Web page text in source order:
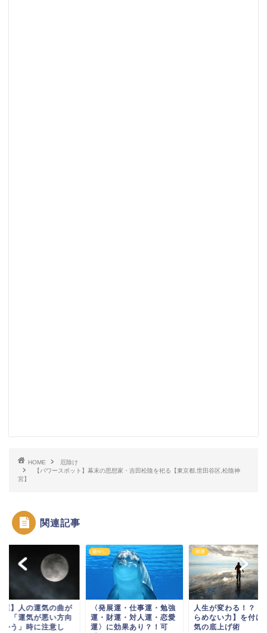
HOME
厄除け
【パワースポット】幕末の思想家・吉田松陰を祀る【東京都,世田谷区,松陰神
宮】
関連記事
運】人の運気の曲が
。「運気が悪い方向
かう」時に注意し
癒やし
〈発展運・仕事運・勉強
運・財運・対人運・恋愛
運〉に効果あり？！可
開運
人生が変わる！？【
らめない力】を付け
気の底上げ術